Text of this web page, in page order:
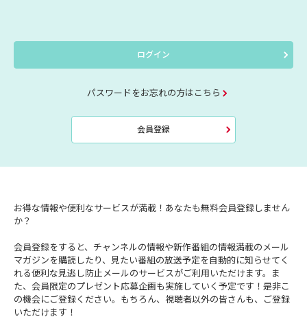
ログイン
パスワードをお忘れの方はこちら
会員登録
お得な情報や便利なサービスが満載！あなたも無料会員登録しません
か？
会員登録をすると、チャンネルの情報や新作番組の情報満載のメール
マガジンを購読したり、見たい番組の放送予定を自動的に知らせてく
れる便利な見逃し防止メールのサービスがご利用いただけます。ま
た、会員限定のプレゼント応募企画も実施していく予定です！是非こ
の機会にご登録ください。もちろん、視聴者以外の皆さんも、ご登録
いただけます！